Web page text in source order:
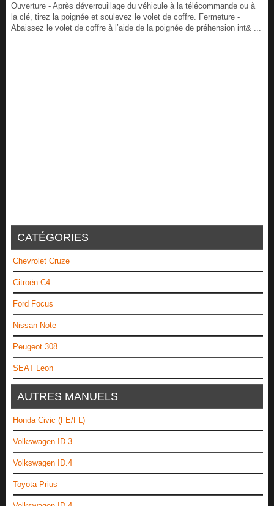
Ouverture - Après déverrouillage du véhicule à la télécommande ou à
la clé, tirez la poignée et soulevez le volet de coffre. Fermeture -
Abaissez le volet de coffre à l’aide de la poignée de préhension int& ...
CATÉGORIES
Chevrolet Cruze
Citroën C4
Ford Focus
Nissan Note
Peugeot 308
SEAT Leon
AUTRES MANUELS
Honda Civic (FE/FL)
Volkswagen ID.3
Volkswagen ID.4
Toyota Prius